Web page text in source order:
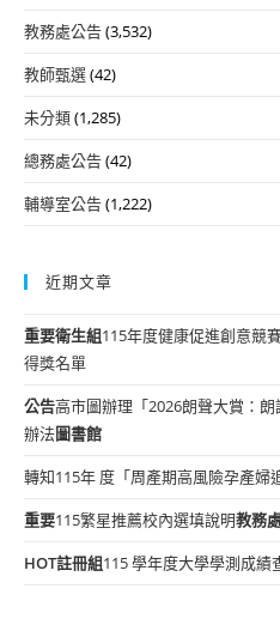
教務處公告(3,532)
教師甄選(42)
未分類(1,285)
總務處公告(42)
輔導室公告(1,222)
近期文章
重要衛生組115年度健康促進創意競
得獎名單
公告高市圖辦理「2026朗聲大賞：
辦法圖書館
轉知115年 度「周產期高風險孕產婦
重要115繁星推薦校內選填說明教務
HOT註冊組115 學年度大學學測成績